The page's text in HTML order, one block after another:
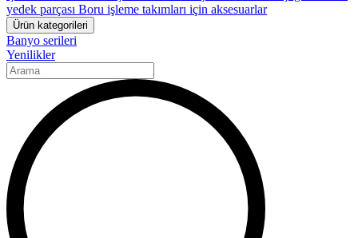
yedek parçası Boru işleme takımları için aksesuarlar
Ürün kategorileri
Banyo serileri
Yenilikler